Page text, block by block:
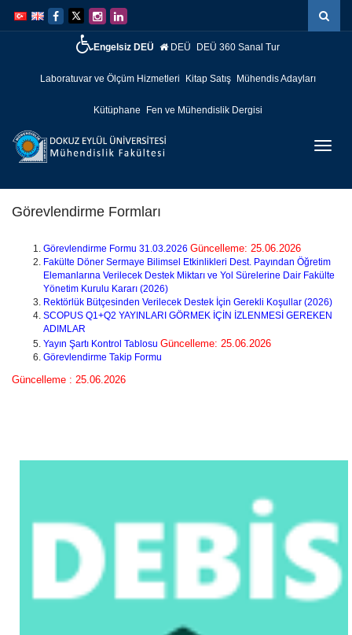
atla
Navigasyona
atla
Engelsiz DEÜ DEÜ DEÜ 360 Sanal Tur
Laboratuvar ve Ölçüm Hizmetleri Kitap Satış Mühendis Adayları
Kütüphane Fen ve Mühendislik Dergisi
Görevlendirme Formları
Görevlendirme Formu 31.03.2026 Güncelleme: 25.06.2026
Fakülte Döner Sermaye Bilimsel Etkinlikleri Dest. Payından Öğretim
Elemanlarına Verilecek Destek Miktarı ve Yol Sürelerine Dair Fakülte
Yönetim Kurulu Kararı (2026)
Rektörlük Bütçesinden Verilecek Destek İçin Gerekli Koşullar (2026)
SCOPUS Q1+Q2 YAYINLARI GÖRMEK İÇİN İZLENMESİ GEREKEN
ADIMLAR
Yayın Şartı Kontrol Tablosu Güncelleme: 25.06.2026
Görevlendirme Takip Formu
Güncelleme : 25.06.2026